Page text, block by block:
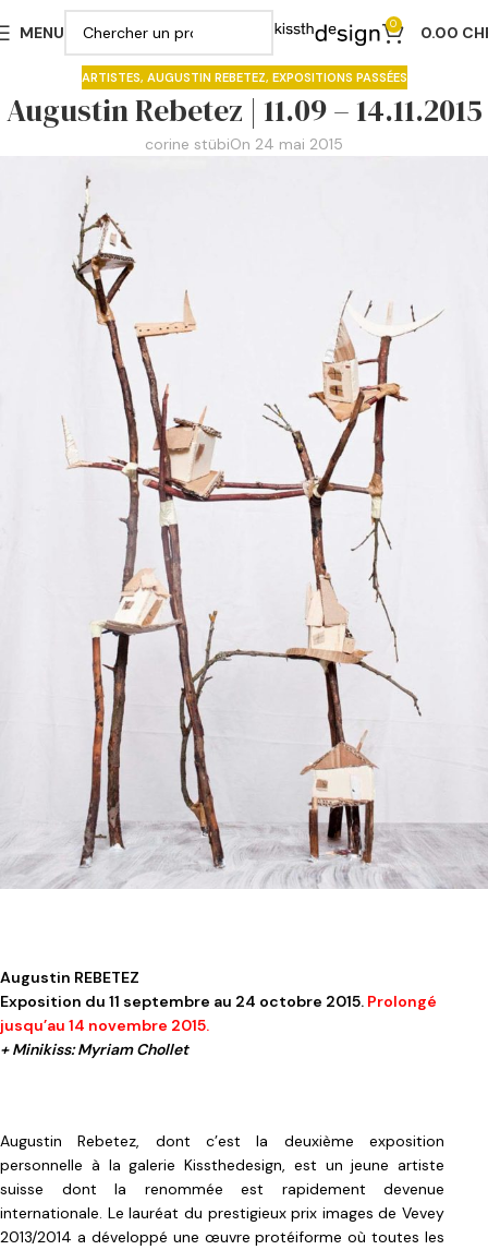
MENU 0 0.00
ARTISTES, AUGUSTIN REBETEZ, EXPOSITIONS PASSÉES
Augustin Rebetez | 11.09 – 14.11.2015
corine stübiOn 24 mai 2015
Augustin REBETEZ
Exposition du 11 septembre au 24 octobre 2015. Prolongé
jusqu’au 14 novembre 2015.
+ Minikiss: Myriam Chollet
Augustin Rebetez, dont c’est la deuxième exposition
personnelle à la galerie Kissthedesign, est un jeune artiste
suisse dont la renommée est rapidement devenue
internationale. Le lauréat du prestigieux prix images de Vevey
2013/2014 a développé une œuvre protéiforme où toutes les